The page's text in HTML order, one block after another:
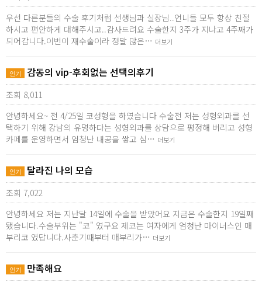
우선 다른분들의 수술 후기처럼 선생님과 실장님..언니들 모두 항상 친절
하시고 편안하게 대해주시고..감사드려요 수술한지 3주가 지나고 4주째가
되어갑니다.이번이 재수술이라 정말 많은… 더보기
인기 감동의 vip-후회없는 선택의후기
조회 8,011
안녕하세요~ 전 4/25일 코성형을 하였습니다 수술전 저는 성형외과를 선
택하기 위해 강남의 유명하다는 성형외과를 상담으로 평정해 버리고 성형
카페를 운영하면서 엄청난 내공을 쌓고 심… 더보기
인기 달라진 나의 모습
조회 7,022
안녕하세요 저는 지난달 14일에 수술을 받았어요 지금은 수술한지 19일째
됐습니다.수술부위는 "코" 였구요 제코는 여자에게 엄청난 마이너스인 매
부리코 였답니다.사춘기때부터 매부리가… 더보기
인기 만족해요